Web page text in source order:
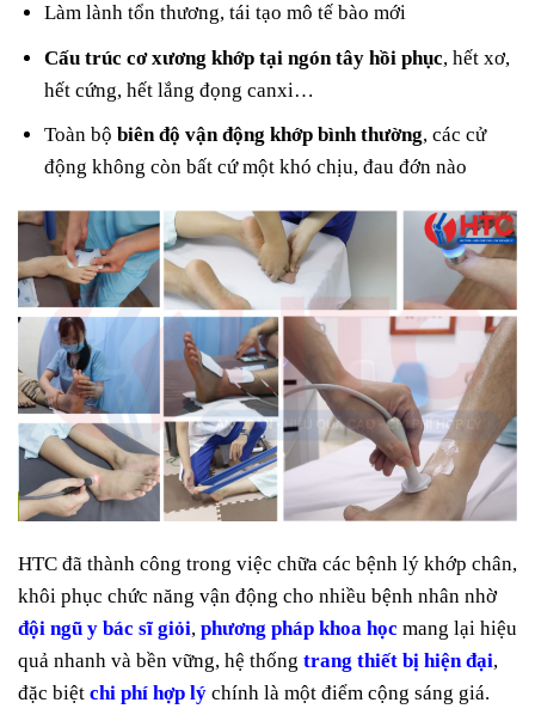
Làm lành tổn thương, tái tạo mô tế bào mới
Cấu trúc cơ xương khớp tại ngón tây hồi phục, hết xơ,
hết cứng, hết lắng đọng canxi…
Toàn bộbiên độ vận động khớp bình thường, các cử
động không còn bất cứ một khó chịu, đau đớn nào
HTC đã thành công trong việc chữa các bệnh lý khớp chân,
khôi phục chức năng vận động cho nhiều bệnh nhân nhờ
đội ngũ y bác sĩ giỏi, phương pháp khoa học mang lại hiệu
quả nhanh và bền vững, hệ thống trang thiết bị hiện đại,
đặc biệt chi phí hợp lý chính là một điểm cộng sáng giá.